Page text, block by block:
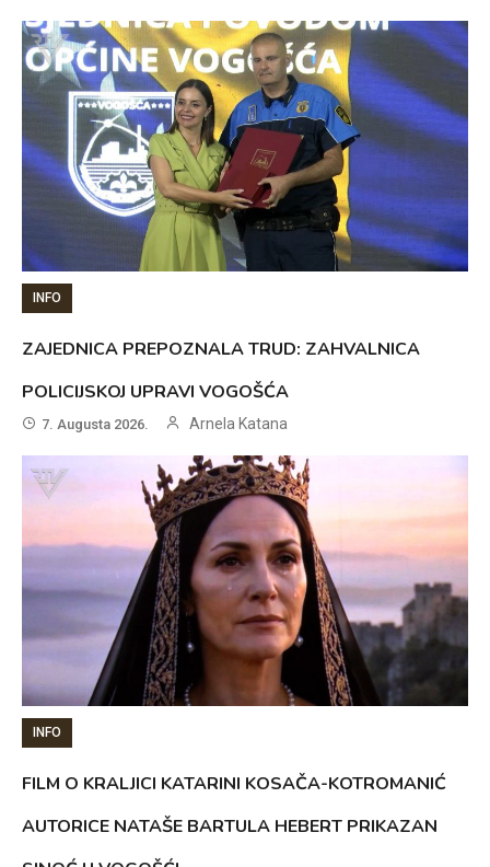
INFO
ZAJEDNICA PREPOZNALA TRUD: ZAHVALNICA
POLICIJSKOJ UPRAVI VOGOŠĆA
7. Augusta 2026. Arnela Katana
INFO
FILM O KRALJICI KATARINI KOSAČA-KOTROMANIĆ
AUTORICE NATAŠE BARTULA HEBERT PRIKAZAN